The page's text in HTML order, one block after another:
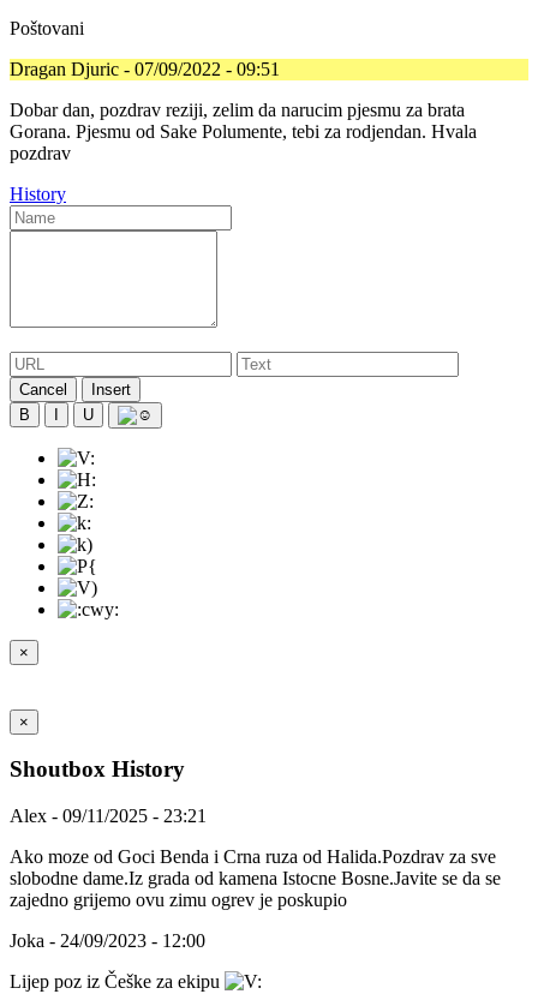
Poštovani
Dragan Djuric - 07/09/2022 - 09:51
Dobar dan, pozdrav reziji, zelim da narucim pjesmu za brata
Gorana. Pjesmu od Sake Polumente, tebi za rodjendan. Hvala
pozdrav
History
Cancel
Insert
B
U
×
×
Shoutbox History
Alex - 09/11/2025 - 23:21
Ako moze od Goci Benda i Crna ruza od Halida.Pozdrav za sve
slobodne dame.Iz grada od kamena Istocne Bosne.Javite se da se
zajedno grijemo ovu zimu ogrev je poskupio
Joka - 24/09/2023 - 12:00
Lijep poz iz Češke za ekipu